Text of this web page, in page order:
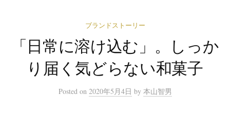
ブランドストーリー
「日常に溶け込む」。しっか
り届く気どらない和菓子
Posted on 2020年5月4日 by 本山智男